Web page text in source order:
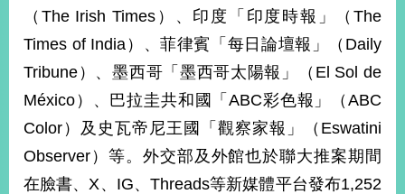
資
訊
安
全
策
障
礙
（The Irish Times）、印度「印度時報」（The
Times of India）、菲律賓「每日論壇報」（Daily
Tribune）、墨西哥「墨西哥太陽報」（El Sol de
México）、巴拉圭共和國「ABC彩色報」（ABC
Color）及史瓦帝尼王國「觀察家報」（Eswatini
Observer）等。外交部及外館也於聯大推案期間
在臉書、X、IG、Threads等新媒體平台發布1,252